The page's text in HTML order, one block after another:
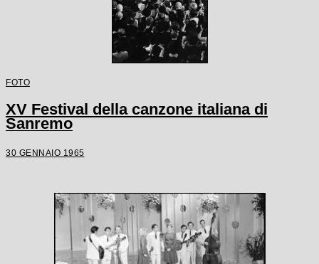
FOTO
XV Festival della canzone italiana di
Sanremo
30 GENNAIO 1965